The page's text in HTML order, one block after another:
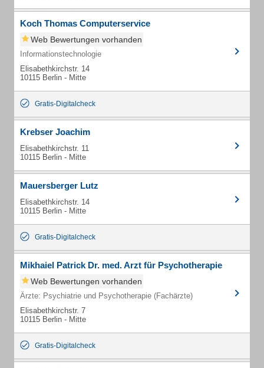
Koch Thomas Computerservice
Web Bewertungen vorhanden
Informationstechnologie
Elisabethkirchstr. 14
10115 Berlin - Mitte
Gratis-Digitalcheck
Krebser Joachim
Elisabethkirchstr. 11
10115 Berlin - Mitte
Mauersberger Lutz
Elisabethkirchstr. 14
10115 Berlin - Mitte
Gratis-Digitalcheck
Mikhaiel Patrick Dr. med. Arzt für Psychotherapie
Web Bewertungen vorhanden
Ärzte: Psychiatrie und Psychotherapie (Fachärzte)
Elisabethkirchstr. 7
10115 Berlin - Mitte
Gratis-Digitalcheck